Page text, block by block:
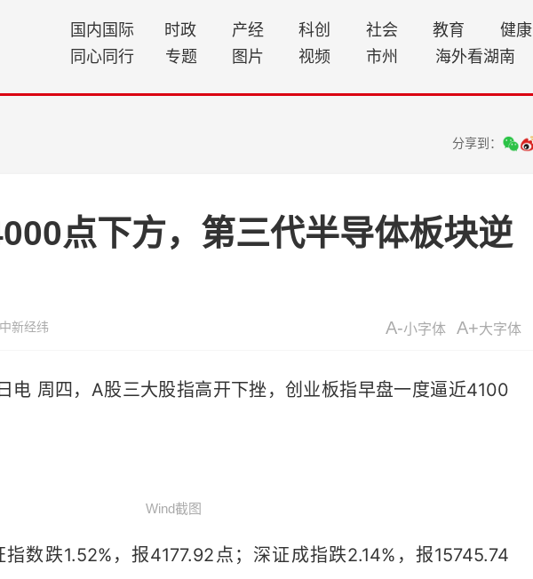
国内国际 时政 产经 科创 社会 教育 健康
同心同行
专题 图片 视频 市州 海外看湖南
分享到：
点下方，第三代半导体板块逆
新经纬 A-小字体 A+大字体
周四，A股三大股指高开下挫，创业板指早盘一度逼近4100
Wind截图
跌1.52%，报4177.92点；深证成指跌2.14%，报15745.74